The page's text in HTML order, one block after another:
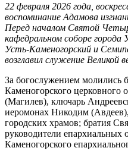
22 февраля 2026 года,
воспоминание Адамова
Перед началом Святой
кафедральном соборе города
Усть-Каменогорский и
возглавил служение Великой
За богослужением молились
Каменогорского церковного
(Магилев), ключарь
иеромонах Никодим
городских храмов; братия
руководители епархиальных
Каменогорского